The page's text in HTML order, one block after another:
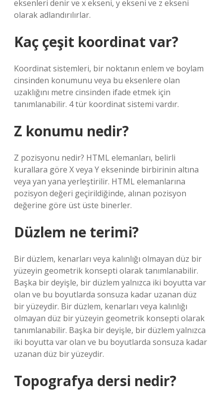
eksenleri denir ve x ekseni, y ekseni ve z ekseni
olarak adlandırılırlar.
Kaç çeşit koordinat var?
Koordinat sistemleri, bir noktanın enlem ve boylam
cinsinden konumunu veya bu eksenlere olan
uzaklığını metre cinsinden ifade etmek için
tanımlanabilir. 4 tür koordinat sistemi vardır.
Z konumu nedir?
Z pozisyonu nedir? HTML elemanları, belirli
kurallara göre X veya Y ekseninde birbirinin altına
veya yan yana yerleştirilir. HTML elemanlarına
pozisyon değeri geçirildiğinde, alınan pozisyon
değerine göre üst üste binerler.
Düzlem ne terimi?
Bir düzlem, kenarları veya kalınlığı olmayan düz bir
yüzeyin geometrik konsepti olarak tanımlanabilir.
Başka bir deyişle, bir düzlem yalnızca iki boyutta var
olan ve bu boyutlarda sonsuza kadar uzanan düz
bir yüzeydir. Bir düzlem, kenarları veya kalınlığı
olmayan düz bir yüzeyin geometrik konsepti olarak
tanımlanabilir. Başka bir deyişle, bir düzlem yalnızca
iki boyutta var olan ve bu boyutlarda sonsuza kadar
uzanan düz bir yüzeydir.
Topografya dersi nedir?